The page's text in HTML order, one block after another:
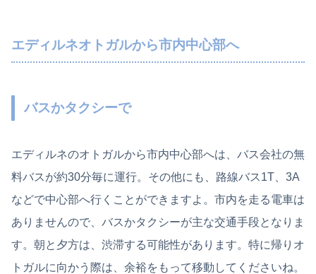
エディルネオトガルから市内中心部へ
バスかタクシーで
エディルネのオトガルから市内中心部へは、バス会社の無
料バスが約30分毎に運行。その他にも、路線バス1T、3A
などで中心部へ行くことができますよ。市内を走る電車は
ありませんので、バスかタクシーが主な交通手段となりま
す。朝と夕方は、渋滞する可能性があります。特に帰りオ
トガルに向かう際は、余裕をもって移動してくださいね。